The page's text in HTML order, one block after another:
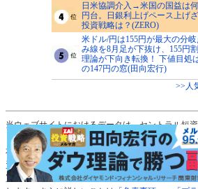
日米協調介入→米国の国益は
円台。日銀利上げペース上げ
投資戦略は？(ZERO)
米ドル/円は155円が最大の分
み線を8月足が下抜け、155円
理論が下向き転換！ 下値目処
の147円の窓(田向宏行)
>>人
当ウェブサイトにおけるデータは、セントラル短
ＤＺＨフィナンシャルリサーチ、フィスコから情
本ウェブサイト「ザイFX！」は、情報の提供を目
資、その他の行動を勧誘する目的では運営してお
買レートなど投資の最終決定は、お客様ご自身の